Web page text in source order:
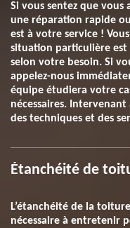
Si vous sentez que
une réparation rapide
est à votre service !
situation particulière
selon votre besoin. Si
appelez-nous
équipe étudiera votre
nécessaires.
des techniques et des
Étanchéité de
L’étanchéité de la
nécessaire à entretenir